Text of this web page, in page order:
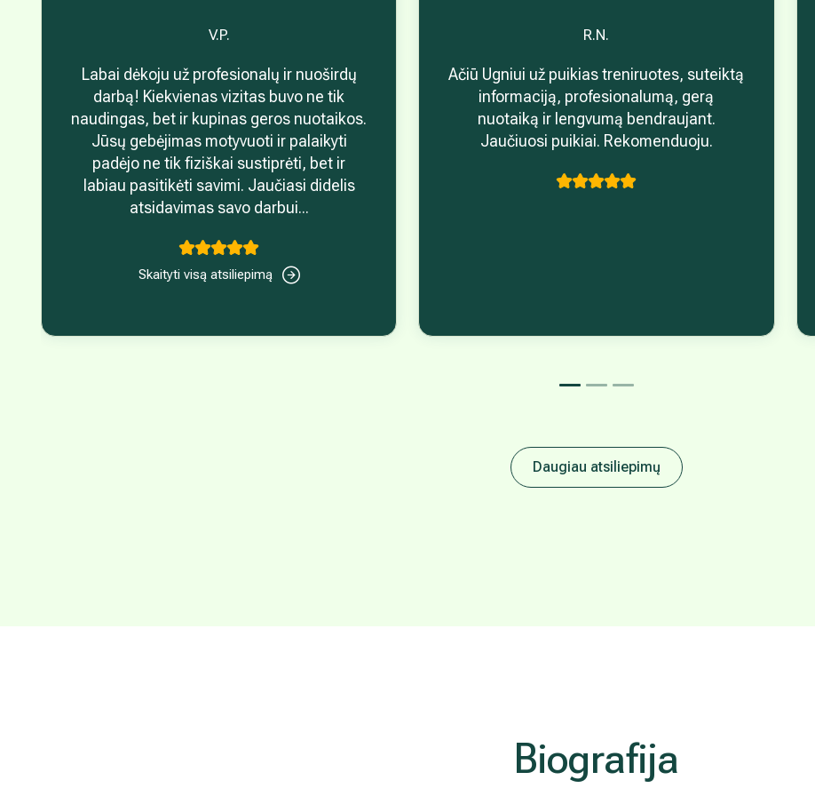
V.P.
Labai dėkoju už profesionalų ir nuoširdų
darbą! Kiekvienas vizitas buvo ne tik
naudingas, bet ir kupinas geros nuotaikos.
Jūsų gebėjimas motyvuoti ir palaikyti
padėjo ne tik fiziškai sustiprėti, bet ir
labiau pasitikėti savimi. Jaučiasi didelis
atsidavimas savo darbui...
Skaityti visą atsiliepimą
R.N.
Ačiū Ugniui už puikias treniruotes, suteiktą
informaciją, profesionalumą, gerą
nuotaiką ir lengvumą bendraujant.
Jaučiuosi puikiai. Rekomenduoju.
Daugiau atsiliepimų
Biografija